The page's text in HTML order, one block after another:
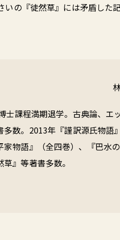
いの『徒然草』には矛盾し
士課程満期退学。古典論、エ
数。2013年『謹訳源氏物語
物語』（全四巻）、『巴水
』等著書多数。